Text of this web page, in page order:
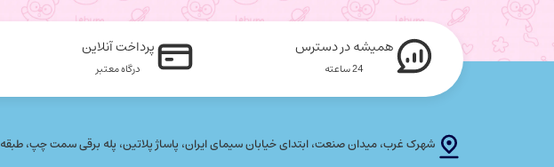
همیشه در دسترس
24 ساعته
پرداخت آنلاین
درگاه معتبر
شهرک غرب، میدان صنعت، ابتدای خیابان سیمای ایران، پاساژ پلاتین، پله برقی سمت چپ، طبقه 2 پلاک 243